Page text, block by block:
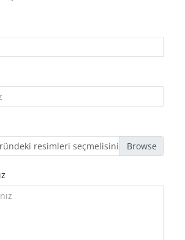
resimleri seçmelisiniz